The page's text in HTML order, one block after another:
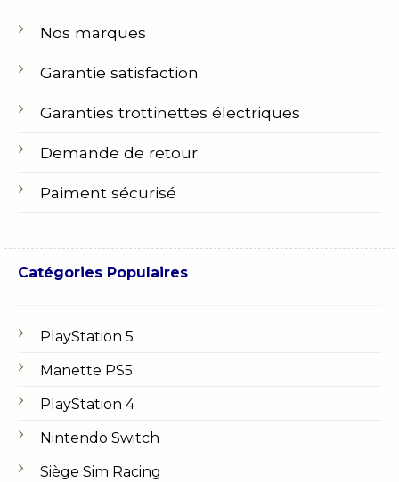
Nos marques
Garantie satisfaction
Garanties trottinettes électriques
Demande de retour
Paiment sécurisé
Catégories Populaires
PlayStation 5
Manette PS5
PlayStation 4
Nintendo Switch
Siège Sim Racing